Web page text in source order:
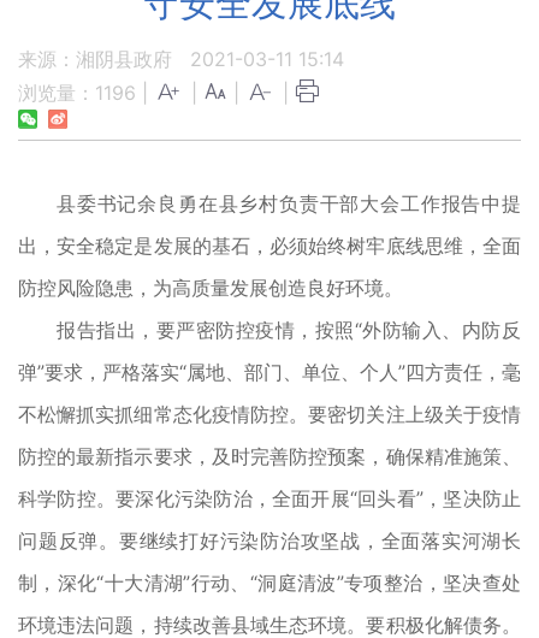
来源：湘阴县政府
2021-03-11 15:14
浏览量： 1196
县委书记余良勇在县乡村负责干部大会工作报告中提
出，安全稳定是发展的基石，必须始终树牢底线思维，全面
防控风险隐患，为高质量发展创造良好环境。
报告指出，要严密防控疫情，按照“外防输入、内防反
弹”要求，严格落实“属地、部门、单位、个人”四方责任，毫
不松懈抓实抓细常态化疫情防控。要密切关注上级关于疫情
防控的最新指示要求，及时完善防控预案，确保精准施策、
科学防控。要深化污染防治，全面开展“回头看”，坚决防止
问题反弹。要继续打好污染防治攻坚战，全面落实河湖长
制，深化“十大清湖”行动、“洞庭清波”专项整治，坚决查处
环境违法问题，持续改善县域生态环境。要积极化解债务。